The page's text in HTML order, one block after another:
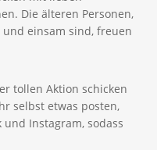
Die älteren Personen,
einsam sind, freuen
tollen Aktion schicken
selbst etwas posten,
Instagram, sodass